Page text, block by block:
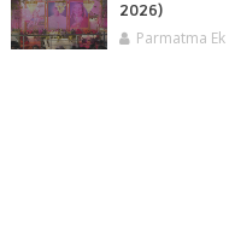
2026)
Parmatma Ek